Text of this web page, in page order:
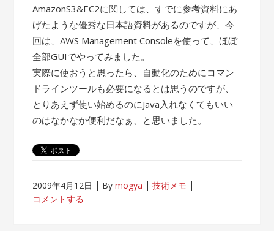
AmazonS3&EC2に関しては、すでに参考資料にあ
げたような優秀な日本語資料があるのですが、今
回は、AWS Management Consoleを使って、ほぼ
全部GUIでやってみました。
実際に使おうと思ったら、自動化のためにコマン
ドラインツールも必要になるとは思うのですが、
とりあえず使い始めるのにJava入れなくてもいい
のはなかなか便利だなぁ、と思いました。
2009年4月12日 Bymogya
技術メモ
コメントする